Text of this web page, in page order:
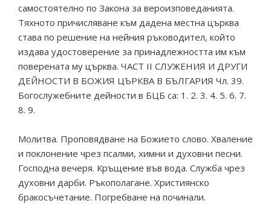
самостоятелно по Закона за вероизповеданията.
Тяхното причисляване към дадена местна църква
става по решение на нейния ръководител, който
издава удостоверение за принадлежността им към
поверената му църква. ЧАСТ II СЛУЖЕНИЯ И ДРУГИ
ДЕЙНОСТИ В БОЖИЯ ЦЪРКВА В БЪЛГАРИЯ Чл. 39.
Богослужебните дейности в БЦБ са: 1. 2. 3. 4. 5. 6. 7.
8. 9.
Молитва. Проповядване на Божието слово. Хваление
и поклонение чрез псалми, химни и духовни песни.
Господна вечеря. Кръщение във вода. Служба чрез
духовни дарби. Ръкополагане. Християнско
бракосъчетание. Погребване на починали.